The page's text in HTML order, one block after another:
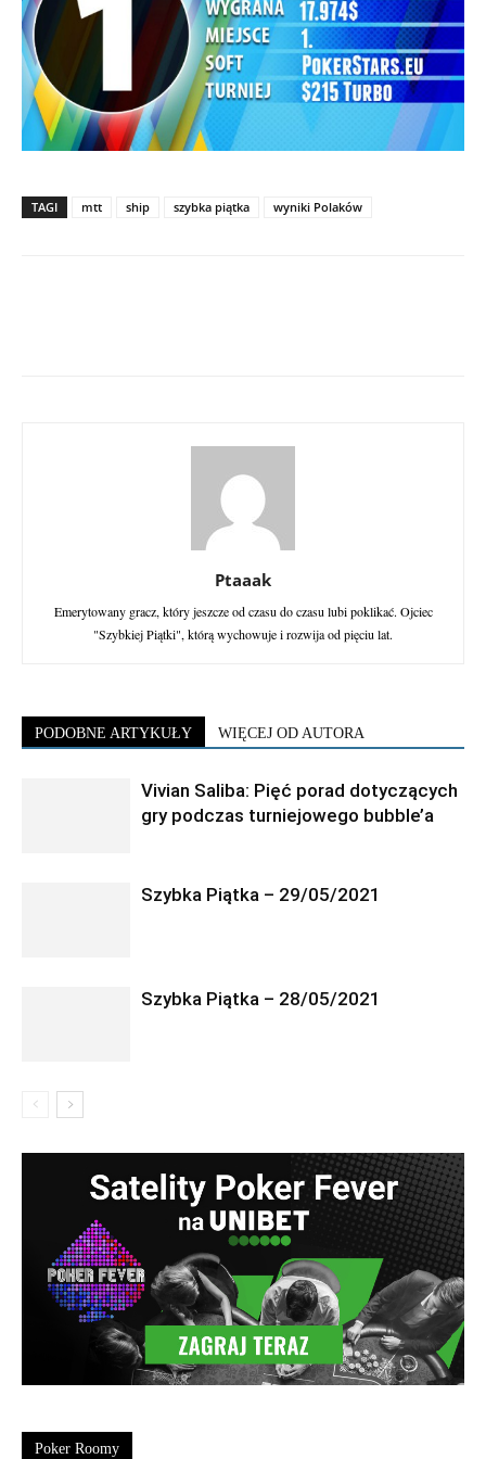
TAGI mtt ship szybka piątka wyniki Polaków
Ptaaak
Emerytowany gracz, który jeszcze od czasu do czasu lubi poklikać. Ojciec
"Szybkiej Piątki", którą wychowuje i rozwija od pięciu lat.
PODOBNE ARTYKUŁY WIĘCEJ OD AUTORA
Vivian Saliba: Pięć porad dotyczących
gry podczas turniejowego bubble’a
Szybka Piątka – 29/05/2021
Szybka Piątka – 28/05/2021
Poker Roomy